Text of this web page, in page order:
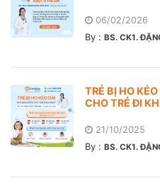
06/02/2026
By : BS. CK1.
TRẺ BỊ HO
CHO TRẺ ĐI
21/10/2025
By : BS. CK1.